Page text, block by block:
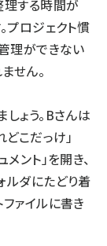
理する時間が
プロジェクト慣
理ができない
せん。
ょう。Bさんは
こだっけ」
ント」を開き、
ルダにたどり着
ァイルに書き